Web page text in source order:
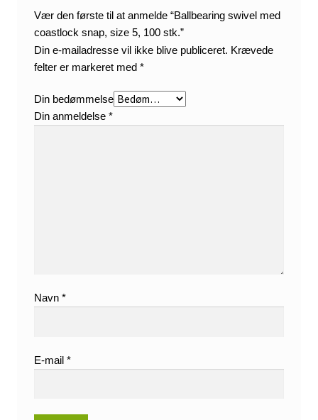
Vær den første til at anmelde “Ballbearing swivel med
coastlock snap, size 5, 100 stk.”
Din e-mailadresse vil ikke blive publiceret. Krævede
felter er markeret med*
Din bedømmelse
Din anmeldelse*
Navn*
E-mail*